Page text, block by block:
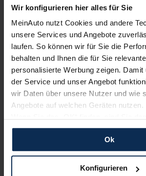
Wir konfigurieren hier alles für Sie
MeinAuto nutzt Cookies und andere
unsere Services und Angebote
laufen. So können wir für Sie die
behalten und Ihnen die für Sie
personalisierte Werbung zeigen. Damit
der Service und unser Angebot
wir Daten über unsere Nutzer und wie
Angebote auf welchen Geräten nutzen.
und erlauben uns Cookies für unseren
verwenden und diese Daten an Dritte
etwa an unsere Marketingpartner.
zustimmen möchten, beschränken wir
Ok
Konfigurieren
Toyota Mirai II (Test 2022): Springt
Toyota Mirai II (Test 2022): Springt
über?
Toyota Mirai II (Test 2022): Springt
über?
Toyota Mirai II (Test 2022): Springt
über?
Toyota Mirai II (Test 2022): Springt
Toyota Mirai II (Test 2022): Springt
Toyota Mirai II (Test 2022): Springt
über?
Toyota Mirai II (Test 2022): Springt